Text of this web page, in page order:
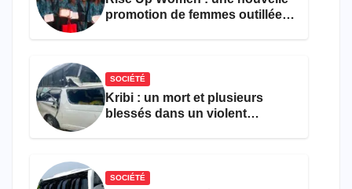
promotion de femmes outillées
SOCIÉTÉ
Kribi : un mort et plusieurs
blessés dans un violent
SOCIÉTÉ